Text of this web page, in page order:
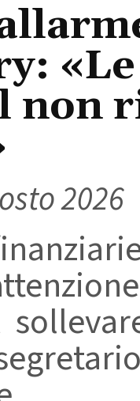
non
2026